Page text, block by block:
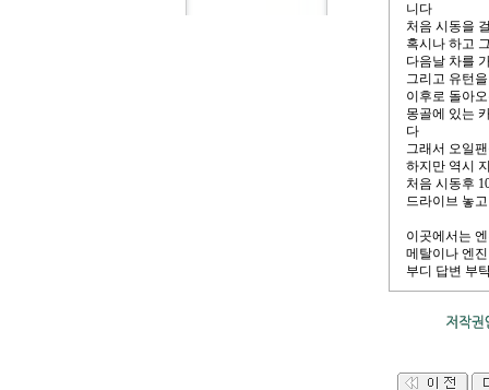
니다
처음 시동을
혹시나 하고
다음날 차를
그리고 유턴
이후로 돌아
몽골에 있는
다
그래서 오일
하지만 역시
처음 시동후
드라이브 놓
이곳에서는
메탈이나 엔
부디 답변 부